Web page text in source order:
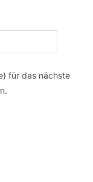
für das nächste